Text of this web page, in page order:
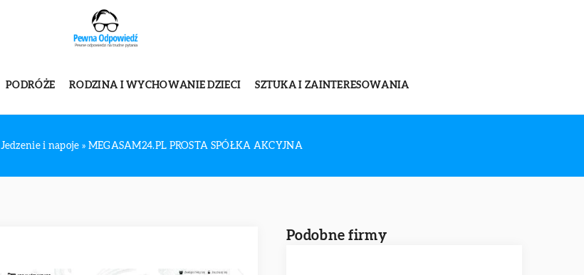
PODRÓŻE RODZINA I WYCHOWANIE DZIECI SZTUKA I ZAINTERESOWANIA
Jedzenie i napoje » MEGASAM24.PL PROSTA SPÓŁKA AKCYJNA
Podobne firmy